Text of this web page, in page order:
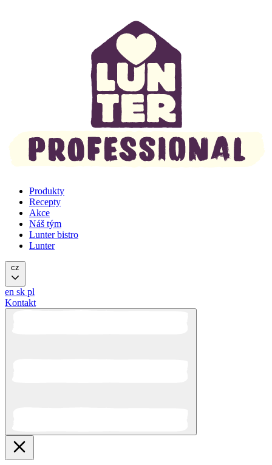
Produkty
Recepty
Akce
Náš tým
Lunter bistro
Lunter
cz
en sk pl
Kontakt